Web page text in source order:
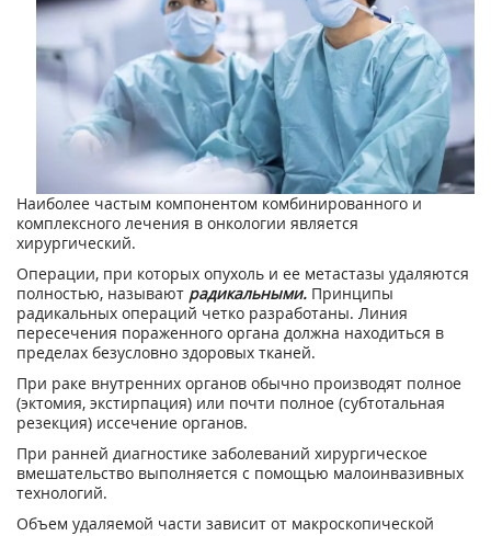
Наиболее частым компонентом комбинированного и
комплексного лечения в онкологии является
хирургический.
Операции, при которых опухоль и ее метастазы удаляются
полностью, называют радикальными. Принципы
радикальных операций четко разработаны. Линия
пересечения пораженного органа должна находиться в
пределах безусловно здоровых тканей.
При раке внутренних органов обычно производят полное
(эктомия, экстирпация) или почти полное (субтотальная
резекция) иссечение органов.
При ранней диагностике заболеваний хирургическое
вмешательство выполняется с помощью малоинвазивных
технологий.
Объем удаляемой части зависит от макроскопической